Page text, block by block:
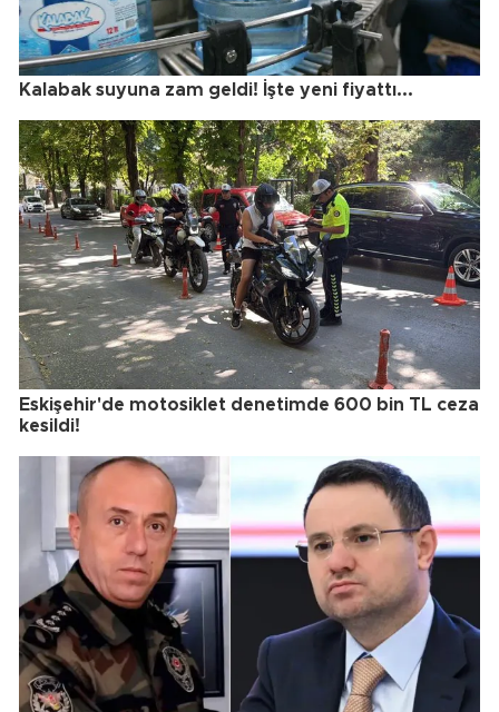
Kalabak suyuna zam geldi! İşte yeni fiyattı...
Eskişehir'de motosiklet denetimde 600 bin TL ceza
kesildi!